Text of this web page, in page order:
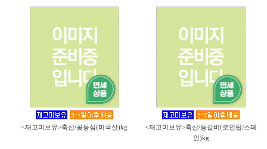
<재고미보유>축산/꽃등심(미국산)kg
<재고미보유>축산/등갈비(로인립/스페
인)kg